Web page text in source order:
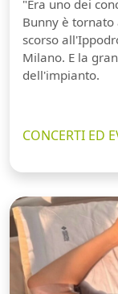
"Era uno dei
Bunny è
scorso
Milano. E la
dell'impianto.
CONCERTI ED